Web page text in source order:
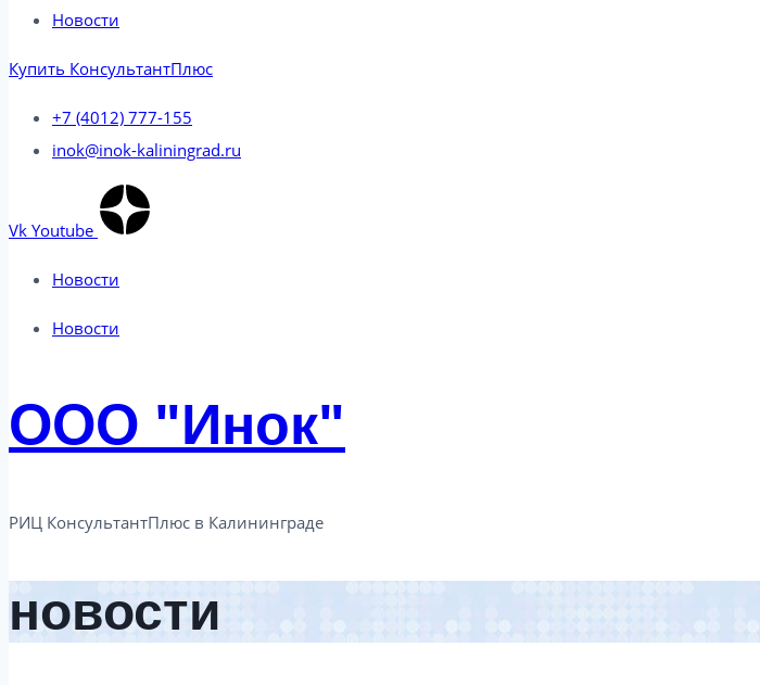
Новости
Купить КонсультантПлюс
+7 (4012) 777-155
inok@inok-kaliningrad.ru
Vk Youtube
Новости
Новости
ООО "Инок"
РИЦ КонсультантПлюс в Калининграде​
новости